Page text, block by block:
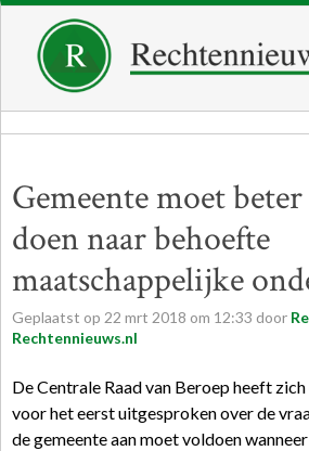
Gemeente moet
doen naar behoefte
maatschappelijke
Geplaatst op 22 mrt 2018 om 12:33 door
Rechtennieuws.nl
De Centrale Raad van Beroep heeft
voor het eerst uitgesproken over de
de gemeente aan moet voldoen